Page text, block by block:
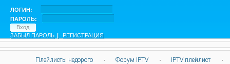
ЛОГИН:
ПАРОЛЬ:
ЗАБЫЛ ПАРОЛЬ | РЕГИСТРАЦИЯ
Плейлисты недорого · Форум IPTV · IPTV плейлист
·